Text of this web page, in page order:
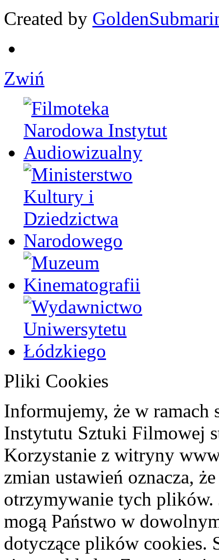
Created by
Zwiń
Pliki Cookies
Informujemy, że w ramach
Instytutu Sztuki Filmowej
Korzystanie z witryny
zmian ustawień oznacza,
otrzymywanie tych plików.
mogą Państwo w
dotyczące plików cookies.